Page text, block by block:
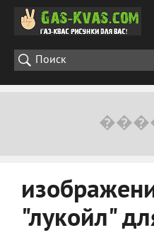
"лукойл"